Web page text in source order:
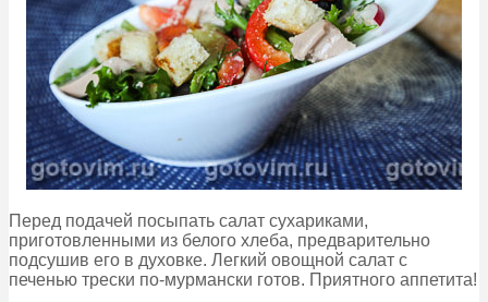
Перед подачей посыпать салат сухариками,
приготовленными из белого хлеба, предварительно
подсушив его в духовке. Легкий овощной салат с
печенью трески по-мурмански готов. Приятного аппетита!